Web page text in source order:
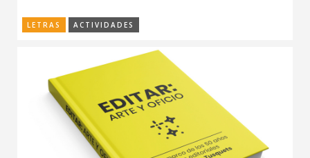
LETRAS ACTIVIDADES